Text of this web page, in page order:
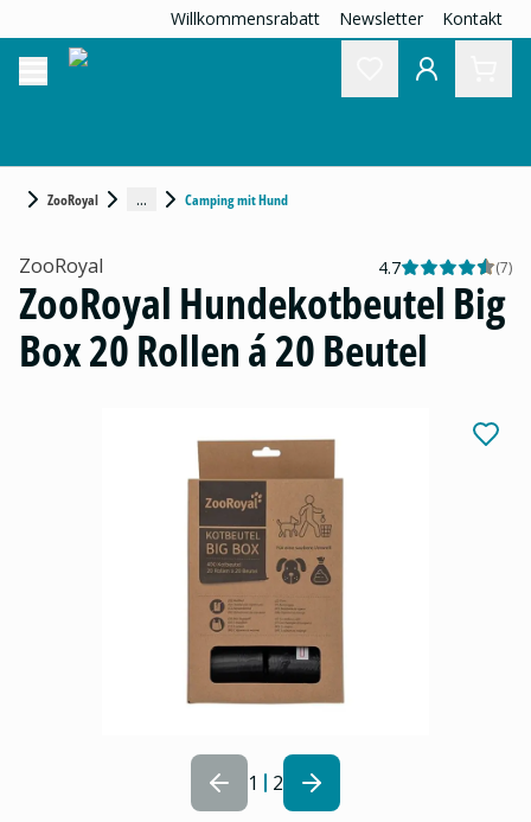
Willkommensrabatt Newsletter Kontakt
ZooRoyal ... Camping mit Hund
1 2
ZooRoyal 4.7 (7)
ZooRoyal Hundekotbeutel Big
Box 20 Rollen á 20 Beutel